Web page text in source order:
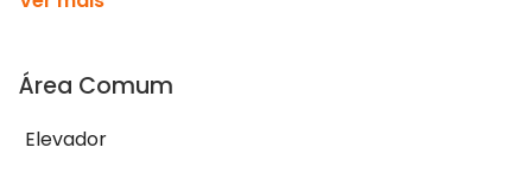
Área Comum
Elevador